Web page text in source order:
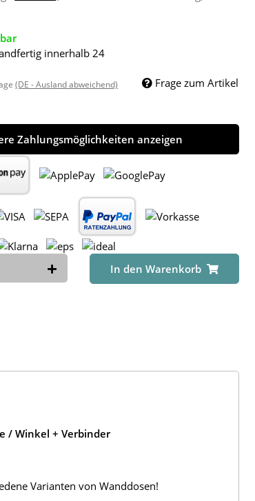
innerhalb 24
(DE - Ausland abweichend) Frage zum Artikel
Zahlungsmöglichkeiten anzeigen
In den Warenkorb
/ Winkel + Verbinder
Varianten von Wanddosen!